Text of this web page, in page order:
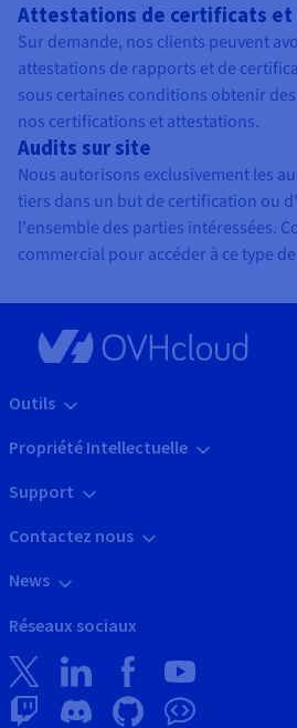
Attestations de certificats et
Sur demande, nos clients peuvent
attestations de rapports et de
sous certaines conditions obtenir
nos certifications et attestations.
Audits sur site
Nous autorisons exclusivement les
tiers dans un but de certification ou
l'ensemble des parties intéressées.
commercial pour accéder à ce type
Outils
Propriété Intellectuelle
Support
Contactez nous
News
Réseaux sociaux